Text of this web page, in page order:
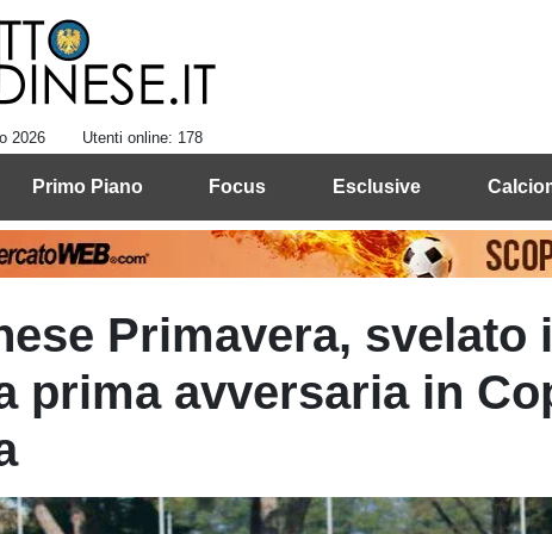
2026 Utenti online: 178
Primo Piano Focus Esclusive
Primavera, svelato
prima avversaria in